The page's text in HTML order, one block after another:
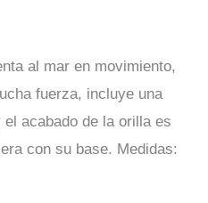
al mar en movimiento,
fuerza, incluye una
acabado de la orilla es
con su base. Medidas: